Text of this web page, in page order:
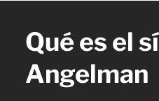
Qué es el
Angelman